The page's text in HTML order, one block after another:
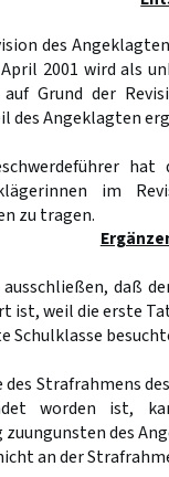
des
2001 wird als
Grund der
des Angeklagten
im
zu tragen.
daß
ist, weil die erste
Schulklasse
Strafrahmens
worden ist,
zuungunsten des
an der